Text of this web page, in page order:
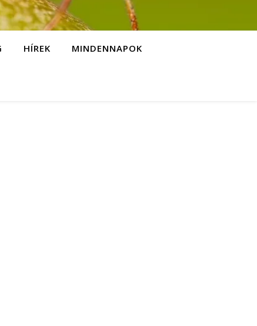
HÍREK MINDENNAPOK